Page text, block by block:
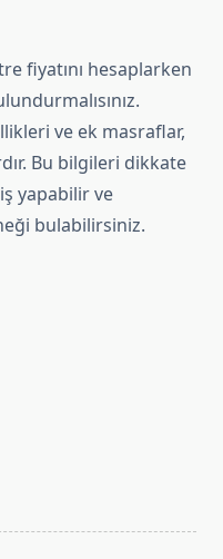
fiyatını hesaplarken
ve ek masraflar,
Bu bilgileri dikkate
yapabilir ve
bulabilirsiniz.